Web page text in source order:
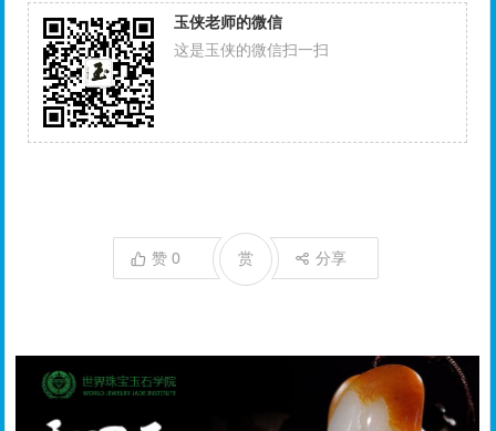
玉侠老师的微信
这是玉侠的微信扫一扫
赞0 分享
赏